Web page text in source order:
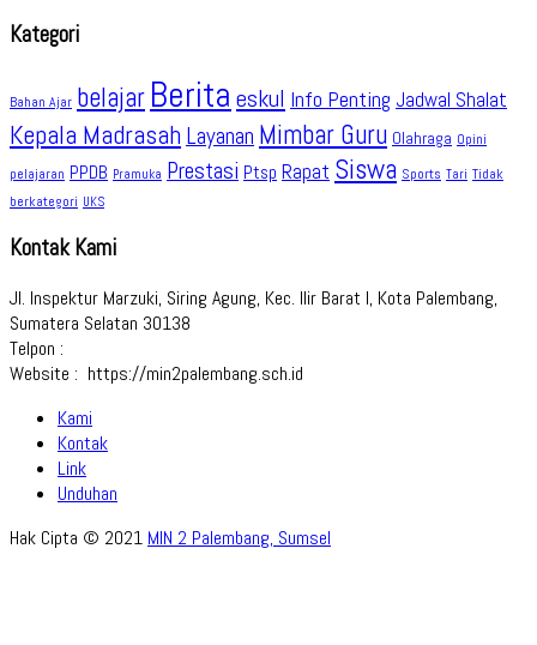
Kategori
Bahan Ajar belajar Berita eskul Info Penting Jadwal Shalat
Kepala Madrasah Layanan Mimbar Guru Olahraga Opini
pelajaran PPDB Pramuka Prestasi Ptsp Rapat Siswa Sports Tari Tidak
berkategori UKS
Kontak Kami
Jl. Inspektur Marzuki, Siring Agung, Kec. Ilir Barat I, Kota Palembang,
Sumatera Selatan 30138
Telpon :
Website : https://min2palembang.sch.id
Kami
Kontak
Link
Unduhan
Hak Cipta © 2021 MIN 2 Palembang, Sumsel